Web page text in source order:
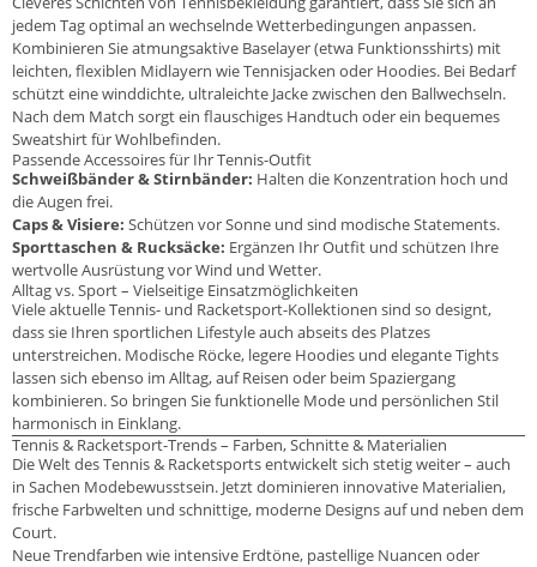
jedem Tag optimal an wechselnde Wetterbedingungen anpassen.
Kombinieren Sie atmungsaktive Baselayer (etwa Funktionsshirts) mit
leichten, flexiblen Midlayern wie Tennisjacken oder Hoodies. Bei Bedarf
schützt eine winddichte, ultraleichte Jacke zwischen den Ballwechseln.
Nach dem Match sorgt ein flauschiges Handtuch oder ein bequemes
Sweatshirt für Wohlbefinden.
Passende Accessoires für Ihr Tennis-Outfit
Schweißbänder & Stirnbänder: Halten die Konzentration hoch und
die Augen frei.
Caps & Visiere: Schützen vor Sonne und sind modische Statements.
Sporttaschen & Rucksäcke: Ergänzen Ihr Outfit und schützen Ihre
wertvolle Ausrüstung vor Wind und Wetter.
Alltag vs. Sport – Vielseitige Einsatzmöglichkeiten
Viele aktuelle Tennis- und Racketsport-Kollektionen sind so designt,
dass sie Ihren sportlichen Lifestyle auch abseits des Platzes
unterstreichen. Modische Röcke, legere Hoodies und elegante Tights
lassen sich ebenso im Alltag, auf Reisen oder beim Spaziergang
kombinieren. So bringen Sie funktionelle Mode und persönlichen Stil
harmonisch in Einklang.
Tennis & Racketsport-Trends – Farben, Schnitte & Materialien
Die Welt des Tennis & Racketsports entwickelt sich stetig weiter – auch
in Sachen Modebewusstsein. Jetzt dominieren innovative Materialien,
frische Farbwelten und schnittige, moderne Designs auf und neben dem
Court.
Neue Trendfarben wie intensive Erdtöne, pastellige Nuancen oder